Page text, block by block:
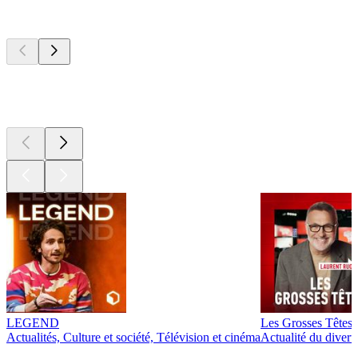
LEGEND
Actualités, Culture et société, Télévision et cinéma
Les Grosses Têtes
Actualité du